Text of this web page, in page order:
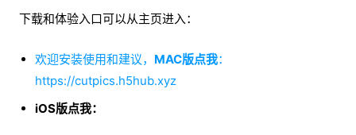
下载和体验入口可以从主页进入：
欢迎安装使用和建议， MAC版点我：
https://cutpics.h5hub.xyz
iOS版点我：